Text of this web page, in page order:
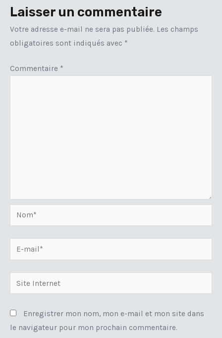
Laisser un commentaire
Votre adresse e-mail ne sera pas publiée. Les champs
obligatoires sont indiqués avec *
Commentaire *
Nom*
mail*
Site
Internet
Enregistrer mon nom, mon e-mail et mon site dans
le navigateur pour mon prochain commentaire.